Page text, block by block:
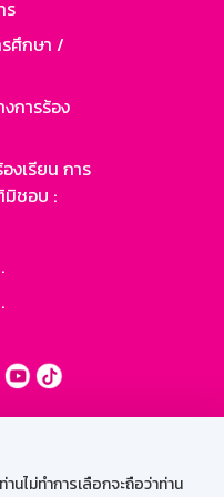
ไม่ทำการเลือกจะถือว่าท่าน
ร
ศึกษา /
การร้อง
งเรียน การ
มิชอบ :